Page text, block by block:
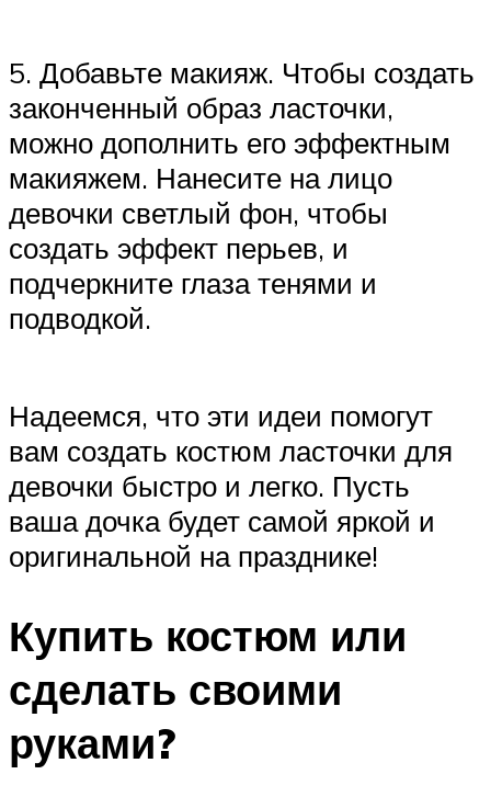
5. Добавьте макияж. Чтобы создать
законченный образ ласточки,
можно дополнить его эффектным
макияжем. Нанесите на лицо
девочки светлый фон, чтобы
создать эффект перьев, и
подчеркните глаза тенями и
подводкой.
Надеемся, что эти идеи помогут
вам создать костюм ласточки для
девочки быстро и легко. Пусть
ваша дочка будет самой яркой и
оригинальной на празднике!
Купить костюм или
сделать своими
руками?